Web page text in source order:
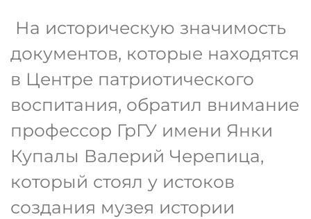
На историческую значимость
документов, которые находятся
в Центре патриотического
воспитания, обратил внимание
профессор ГрГУ имени Янки
Купалы Валерий Черепица,
который стоял у истоков
создания музея истории